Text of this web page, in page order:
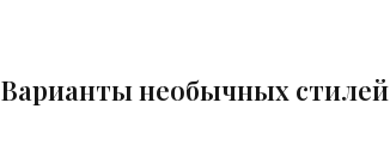
Варианты необычных стилей